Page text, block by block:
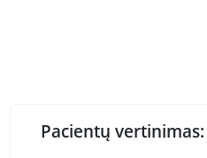
Pacientų vertinimas: